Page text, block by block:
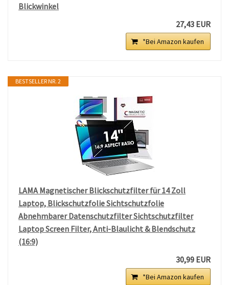
Blickwinkel
27,43 EUR
*Bei Amazon kaufen
BESTSELLER NR. 2
LAMA Magnetischer Blickschutzfilter für 14 Zoll
Laptop, Blickschutzfolie Sichtschutzfolie
Abnehmbarer Datenschutzfilter Sichtschutzfilter
Laptop Screen Filter, Anti-Blaulicht & Blendschutz
(16:9)
30,99 EUR
*Bei Amazon kaufen